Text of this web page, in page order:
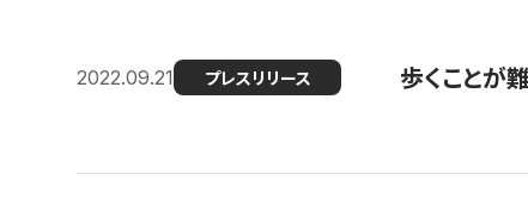
2022.09.21 プレスリリース 歩くことが